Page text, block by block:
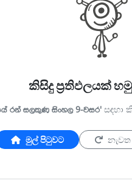
කිසිදු ප්‍රතිඵලයක්
රන් සලකුණ සිංහල 9-වසර'සඳහා
මුල් පිටුවට